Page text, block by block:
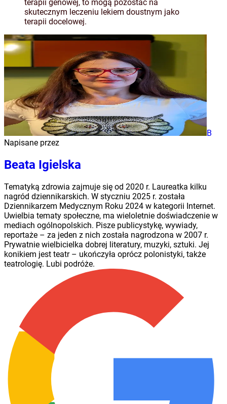
terapii genowej, to mogą pozostać na
skutecznym leczeniu lekiem doustnym jako
terapii docelowej.
B
Napisane przez
Beata Igielska
Tematyką zdrowia zajmuje się od 2020 r. Laureatka kilku
nagród dziennikarskich. W styczniu 2025 r. została
Dziennikarzem Medycznym Roku 2024 w kategorii Internet.
Uwielbia tematy społeczne, ma wieloletnie doświadczenie w
mediach ogólnopolskich. Pisze publicystykę, wywiady,
reportaże – za jeden z nich została nagrodzona w 2007 r.
Prywatnie wielbicielka dobrej literatury, muzyki, sztuki. Jej
konikiem jest teatr – ukończyła oprócz polonistyki, także
teatrologię. Lubi podróże.